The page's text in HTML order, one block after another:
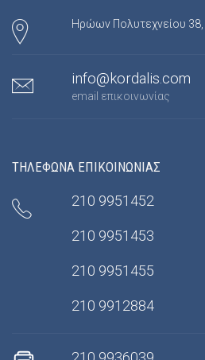
Ηρώων Πολυτεχνείου
info@kordalis.com
email επικοινωνίας
ΤΗΛΕΦΩΝΑ ΕΠΙΚΟΙΝΩΝΙΑΣ
210 9951452
210 9951453
210 9951455
210 9912884